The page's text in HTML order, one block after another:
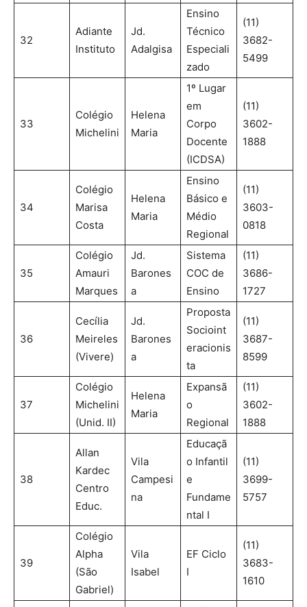
32
Adiante
Instituto
Jd.
Adalgisa
Ensino
Técnico
Especiali
zado
(11)
3682-
5499
33
Colégio
Michelini
Helena
Maria
1º Lugar
em
Corpo
Docente
(ICDSA)
(11)
3602-
1888
34
Colégio
Marisa
Costa
Helena
Maria
Ensino
Básico e
Médio
Regional
(11)
3603-
0818
35
Colégio
Amauri
Marques
Jd.
Barones
a
Sistema
COC de
Ensino
(11)
3686-
1727
36
Cecília
Meireles
(Vivere)
Jd.
Barones
a
Proposta
Socioint
eracionis
ta
(11)
3687-
8599
37
Colégio
Michelini
(Unid. II)
Helena
Maria
Expansã
o
Regional
(11)
3602-
1888
38
Allan
Kardec
Centro
Educ.
Vila
Campesi
na
Educaçã
o Infantil
e
Fundame
ntal I
(11)
3699-
5757
39
Colégio
Alpha
(São
Gabriel)
Vila
Isabel
EF Ciclo
I
(11)
3683-
1610